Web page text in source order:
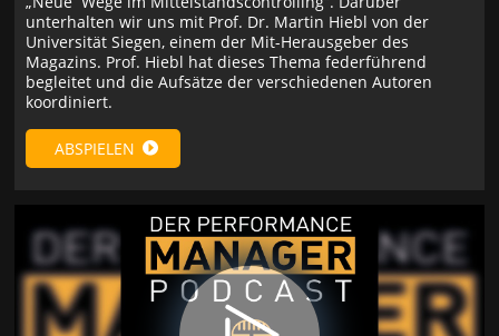
unterhalten wir uns mit Prof. Dr. Martin Hiebl von der
Universität Siegen, einem der Mit-Herausgeber des
Magazins. Prof. Hiebl hat dieses Thema federführend
begleitet und die Aufsätze der verschiedenen Autoren
koordiniert.
ABSPIELEN